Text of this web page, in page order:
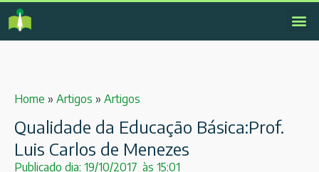
Home » Artigos » Artigos
Qualidade da Educação Básica:Prof.
Luis Carlos de Menezes
Publicado dia: 19/10/2017 às 15:01